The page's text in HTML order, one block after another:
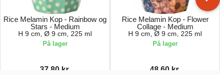
Rice Melamin Kop - Rainbow og
Stars - Medium
H 9 cm, Ø 9 cm, 225 ml
På lager
37,80 kr.
Rice Melamin Kop - Flower
Collage - Medium
H 9 cm, Ø 9 cm, 225 ml
På lager
48,60 kr.